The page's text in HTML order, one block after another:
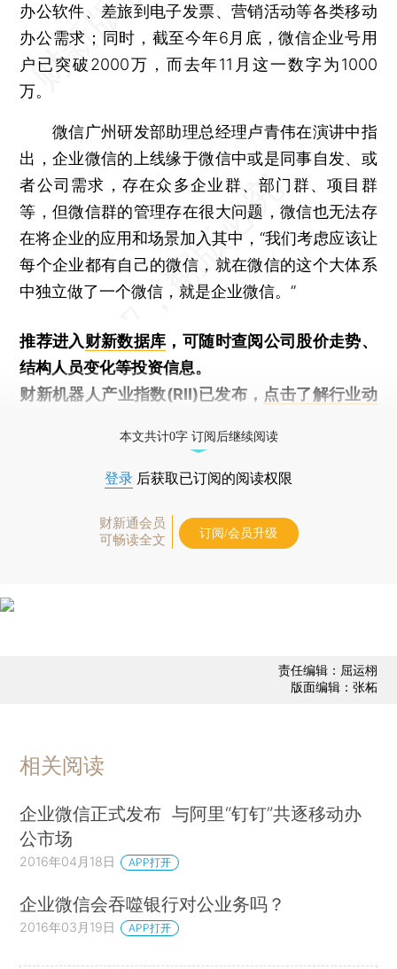
办公软件、差旅到电子发票、营销活动等各类移动
办公需求；同时，截至今年6月底，微信企业号用
户已突破2000万，而去年11月这一数字为1000
万。
微信广州研发部助理总经理卢青伟在演讲中指
出，企业微信的上线缘于微信中或是同事自发、或
者公司需求，存在众多企业群、部门群、项目群
等，但微信群的管理存在很大问题，微信也无法存
在将企业的应用和场景加入其中，“我们考虑应该让
每个企业都有自己的微信，就在微信的这个大体系
中独立做了一个微信，就是企业微信。”
推荐进入财新数据库 ，可随时查阅公司股价走势、
结构人员变化等投资信息。
财新机器人产业指数(RII)已发布， 点击了解行业动
本文共计0字 订阅后继续阅读
登录 后获取已订阅的阅读权限
财新通会员
可畅读全文
订阅/会员升级
责任编辑：屈运栩
版面编辑：张柘
相关阅读
企业微信正式发布 与阿里“钉钉”共逐移动办
公市场
2016年04月18日 APP打开
企业微信会吞噬银行对公业务吗？
2016年03月19日 APP打开